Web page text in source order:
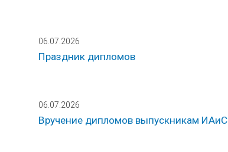
06.07.2026
Праздник дипломов
06.07.2026
Вручение дипломов выпускникам ИАиС